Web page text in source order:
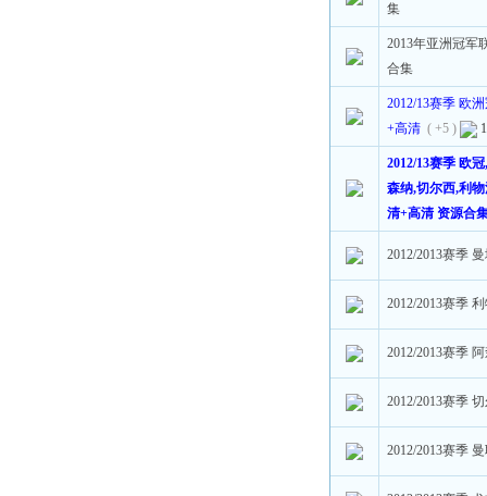
集
2013年亚洲冠军
合集
2012/13赛季 欧
+高清 ( +5 ) 1
2012/13赛季 欧
森纳,切尔西,利
清+高清 资源合
2012/2013赛季
2012/2013赛季
2012/2013赛季
2012/2013赛季
2012/2013赛季